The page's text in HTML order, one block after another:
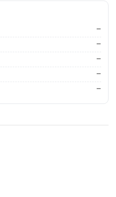
—
—
—
—
—